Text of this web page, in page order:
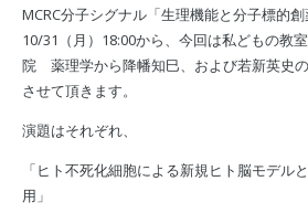
MCRC分子シグナル「生理機能と分子標的
10/31（月）18:00から、今回は私どもの教
院 薬理学から降幡知巳、および若新英史
させて頂きます。
演題はそれぞれ、
「ヒト不死化細胞による新規ヒト脳モデル
用」